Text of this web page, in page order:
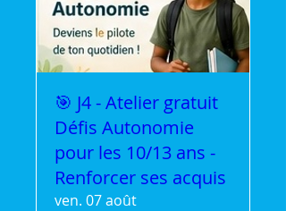
🎯 J4 - Atelier gratuit
Défis Autonomie
pour les 10/13 ans -
Renforcer ses acquis
ven. 07 août